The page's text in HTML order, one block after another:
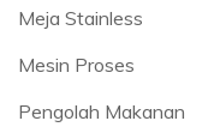
Meja Stainless
Mesin Proses
Pengolah Makanan